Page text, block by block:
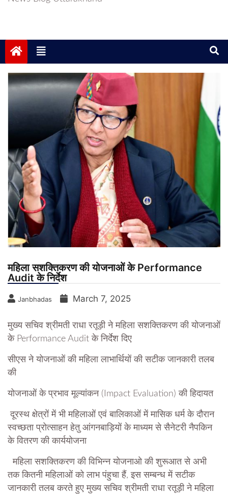
महिला सशक्तिकरण की योजनाओं के Performance
Audit के निर्देश
Janbhadas March 7, 2025
मुख्य सचिव श्रीमती राधा रतूड़ी ने महिला सशक्तिकरण की योजनाओं
के Performance Audit के निर्देश दिए
सीएस ने योजनाओं की महिला लाभार्थियों की सटीक जानकारी तलब
की
योजनाओं के प्रभाव मूल्यांकन (Impact Evaluation) की हिदायत
दूरस्थ क्षेत्रों में भी महिलाओं एवं बालिकाओं में मासिक धर्म के दौरान
स्वच्छता प्रोत्साहन हेतु आंगनबाड़ियों के माध्यम से सैनेटरी नैपकिन
के वितरण की कार्ययोजना
महिला सशक्तिकरण की विभिन्न योजनाओ की शुरूआत से अभी
तक कितनी महिलाओं को लाभ पंहुचा हैं, इस सम्बन्ध में सटीक
जानकारी तलब करते हुए मुख्य सचिव श्रीमती राधा रतूड़ी ने महिला